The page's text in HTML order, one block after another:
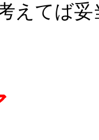
えてば